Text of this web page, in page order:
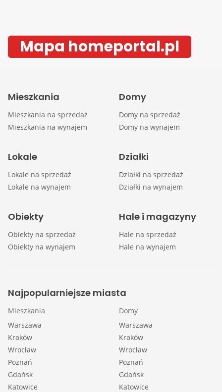
Mapa homeportal.pl
Mieszkania
Mieszkania na sprzedaż
Mieszkania na wynajem
Domy
Domy na sprzedaż
Domy na wynajem
Lokale
Lokale na sprzedaż
Lokale na wynajem
Działki
Działki na sprzedaż
Działki na wynajem
Obiekty
Obiekty na sprzedaż
Obiekty na wynajem
Hale i magazyny
Hale na sprzedaż
Hale na wynajem
Najpopularniejsze miasta
Mieszkania
Warszawa
Kraków
Wrocław
Poznań
Gdańsk
Katowice
Domy
Warszawa
Kraków
Wrocław
Poznań
Gdańsk
Katowice